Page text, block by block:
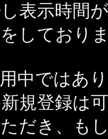
表示時間
しており
中ではあ
規登録は
だき、も